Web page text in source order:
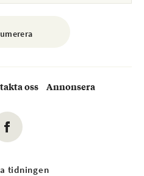
oss Annonsera
tidningen